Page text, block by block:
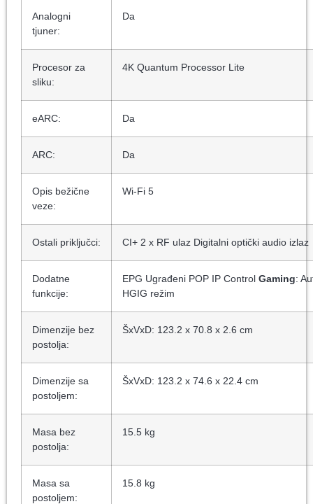
Analogni
tjuner:
Da
Procesor za
sliku:
4K Quantum Processor Lite
eARC: Da
ARC: Da
Opis bežične
veze:
Wi-Fi 5
Ostali priključci: CI+ 2 x RF ulaz Digitalni optički audio izlaz
Dodatne
funkcije:
EPG Ugrađeni POP IP Control Gaming:
HGIG režim
Dimenzije bez
postolja:
ŠxVxD: 123.2 x 70.8 x 2.6 cm
Dimenzije sa
postoljem:
ŠxVxD: 123.2 x 74.6 x 22.4 cm
Masa bez
postolja:
15.5 kg
Masa sa
postoljem:
15.8 kg